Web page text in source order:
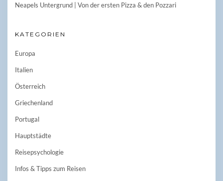
Neapels Untergrund | Von der ersten Pizza & den Pozzari
KATEGORIEN
Europa
Italien
Österreich
Griechenland
Portugal
Hauptstädte
Reisepsychologie
Infos & Tipps zum Reisen